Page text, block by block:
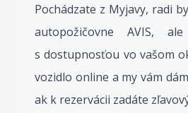
Pochádzate z Myjavy, radi
autopožičovne AVIS,
s dostupnosťou vo vašom
vozidlo online a my vám
ak k rezervácii zadáte